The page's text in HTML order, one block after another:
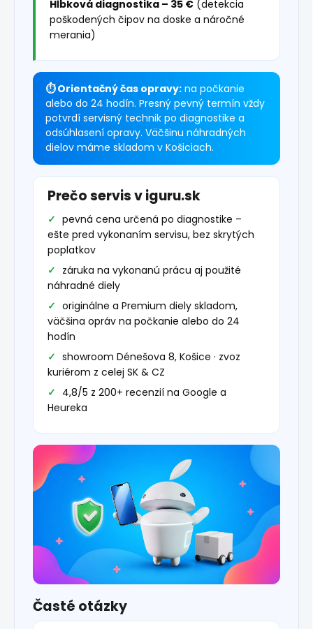
Hĺbková diagnostika – 35 € (detekcia
poškodených čipov na doske a náročné
merania)
⏱ Orientačný čas opravy: na počkanie
alebo do 24 hodín. Presný pevný termín vždy
potvrdí servisný technik po diagnostike a
odsúhlasení opravy. Väčšinu náhradných
dielov máme skladom v Košiciach.
Prečo servis v iguru.sk
pevná cena určená po diagnostike –
ešte pred vykonaním servisu, bez skrytých
poplatkov
záruka na vykonanú prácu aj použité
náhradné diely
originálne a Premium diely skladom,
väčšina opráv na počkanie alebo do 24
hodín
showroom Dénešova 8, Košice · zvoz
kuriérom z celej SK & CZ
4,8/5 z 200+ recenzií na Google a
Heureka
Časté otázky